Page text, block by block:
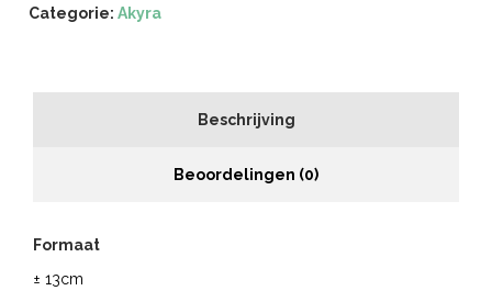
Categorie:Akyra
Beschrijving
Beoordelingen (0)
Formaat
± 13cm